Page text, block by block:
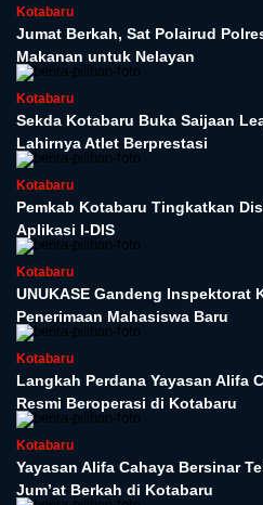
Kotabaru
Jumat Berkah, Sat Polairud
Makanan untuk Nelayan
Kotabaru
Sekda Kotabaru Buka Saijaan
Lahirnya Atlet Berprestasi
Kotabaru
Pemkab Kotabaru Tingkatkan
Aplikasi I-DIS
Kotabaru
UNUKASE Gandeng Inspektorat
Penerimaan Mahasiswa Baru
Kotabaru
Langkah Perdana Yayasan Alifa
Resmi Beroperasi di Kotabaru
Kotabaru
Yayasan Alifa Cahaya Bersinar
Jum’at Berkah di Kotabaru